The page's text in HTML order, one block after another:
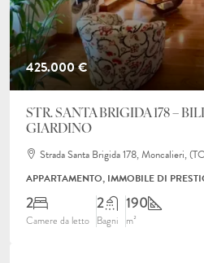
425.000 €
STR. SANTA BRIGIDA 178 –
GIARDINO
Strada Santa Brigida 178, Moncalieri,
APPARTAMENTO, IMMOBILE DI
2
Camere da letto
2
Bagni
190
m²